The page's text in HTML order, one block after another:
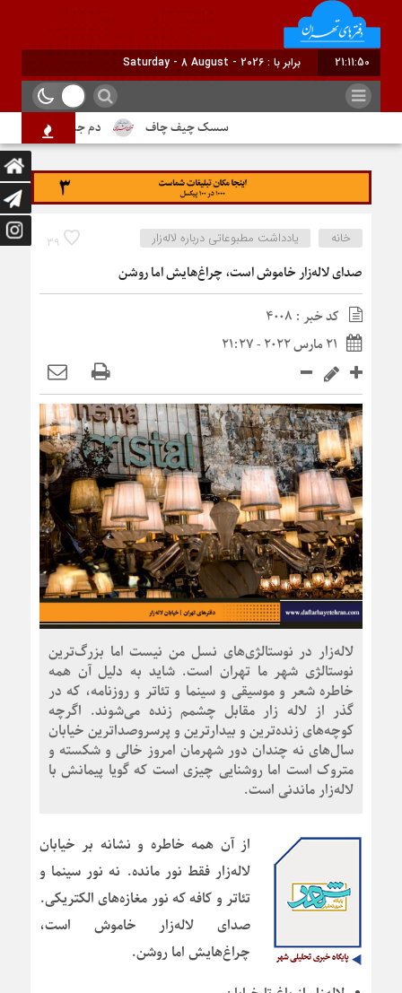
21:11:51 برابر با : Saturday - 8 August - 2026
سسک چیف چاف دم جنبانک ابلق
39 خانه
یادداشت مطبوعاتی درباره لاله‌زار
صدای لاله‌زار خاموش است، چراغ‌هایش اما روشن
کد خبر : 4008
21 مارس 2022 - 21:27
لاله‌زار در نوستالژی‌های نسل من نیست اما بزرگ‌ترین
نوستالژی شهر ما تهران است. شاید به دلیل آن همه
خاطره شعر و موسیقی و سینما و تئاتر و روزنامه، که در
گذر از لاله زار مقابل چشمم زنده می‌شوند. اگرچه
کوچه‌های زنده‌ترین و بیدارترین و پرسروصداترین خیابان‌
سال‌های نه چندان دور شهرمان امروز خالی و شکسته و
متروک است اما روشنایی چیزی است که گویا پیمانش با
لاله‌زار ماندنی است.
از آن همه خاطره و نشانه بر خیابان
لاله‌زار فقط نور مانده. نه نور سینما و
تئاتر و کافه که نور مغازه‌های الکتریکی.
صدای لاله‌زار خاموش است،
چراغ‌هایش اما روشن.